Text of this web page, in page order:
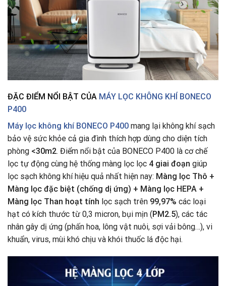
ĐẶC ĐIỂM NỔI BẬT CỦA MÁY LỌC KHÔNG KHÍ BONECO
P400
Máy lọc không khí BONECO P400 mang lại không khí sạch
bảo vệ sức khỏe cả gia đình thích hợp dùng cho diện tích
phòng <30m2. Điểm nổi bật của BONECO P400 là cơ chế
lọc tự động cùng hệ thống màng lọc lọc 4 giai đoạn giúp
lọc sạch không khí hiệu quả nhất hiện nay: Màng lọc Thô +
Màng lọc đặc biệt (chống dị ứng) + Màng lọc HEPA +
Màng lọc Than hoạt tính lọc sạch trên 99,97% các loại
hạt có kích thước từ 0,3 micron, bụi mịn ( PM2.5), các tác
nhân gây dị ứng (phấn hoa, lông vật nuôi, sợi vải bông…), vi
khuẩn, virus, mùi khó chịu và khói thuốc lá độc hại.